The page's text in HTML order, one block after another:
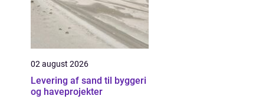
02 august 2026
Levering af sand til byggeri
og haveprojekter